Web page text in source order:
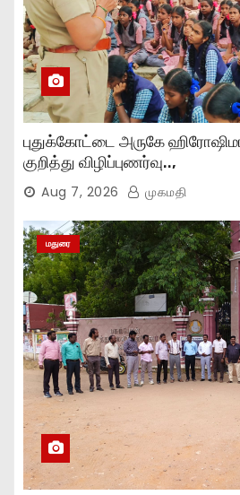
புதுக்கோட்டை அருகே
குறித்து விழிப்புணர்வு..,
Aug 7, 2026 முகமதி
மதுரை